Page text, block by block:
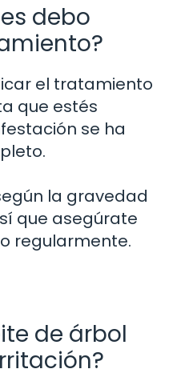
debo
el tratamiento
que estés
se ha
la gravedad
que asegúrate
regularmente.
de árbol